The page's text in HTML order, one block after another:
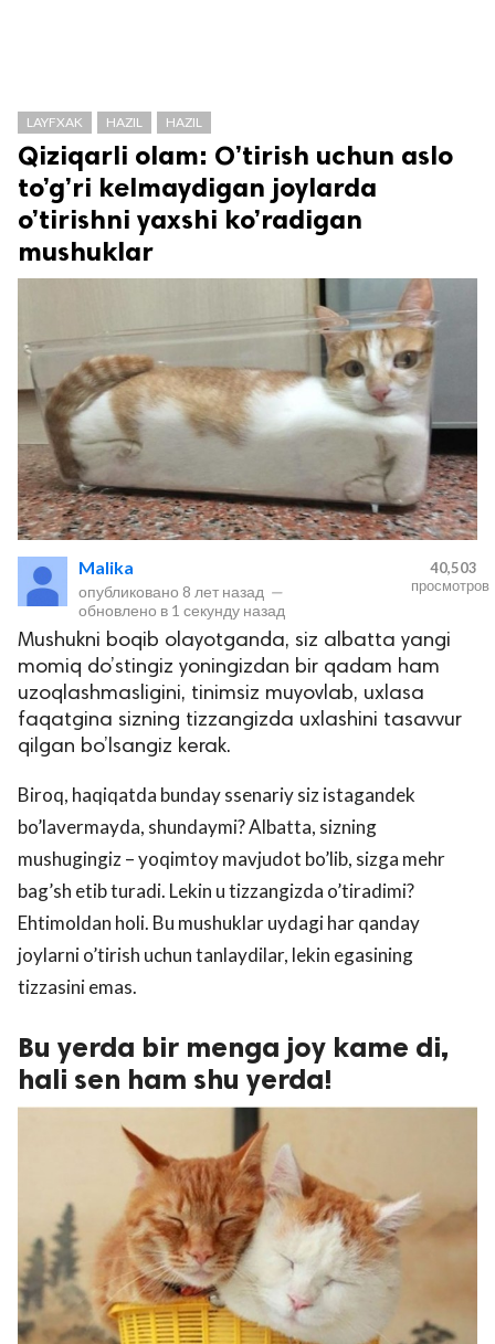
LAYFXAK HAZIL HAZIL
Qiziqarli olam: O’tirish uchun aslo
to’g’ri kelmaydigan joylarda
o’tirishni yaxshi ko’radigan
mushuklar
Malika
опубликовано 8 лет назад —
обновлено в 1 секунду назад
40,503
просмотров
Mushukni boqib olayotganda, siz albatta yangi
momiq do’stingiz yoningizdan bir qadam ham
uzoqlashmasligini, tinimsiz muyovlab, uxlasa
faqatgina sizning tizzangizda uxlashini tasavvur
qilgan bo’lsangiz kerak.
Biroq, haqiqatda bunday ssenariy siz istagandek
bo’lavermayda, shundaymi? Albatta, sizning
mushugingiz – yoqimtoy mavjudot bo’lib, sizga mehr
bag’sh etib turadi. Lekin u tizzangizda o’tiradimi?
Ehtimoldan holi. Bu mushuklar uydagi har qanday
joylarni o’tirish uchun tanlaydilar, lekin egasining
tizzasini emas.
Bu yerda bir menga joy kame di,
hali sen ham shu yerda!